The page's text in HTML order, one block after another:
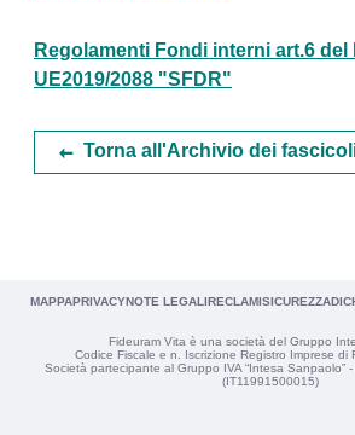
Regolamenti Fondi interni art.6 del
UE2019/2088 "SFDR"
Torna all'Archivio dei
MAPPAPRIVACYNOTE LEGALIRECLAMISICUREZZA
Fideuram Vita è una società del Gruppo
Codice Fiscale e n. Iscrizione Registro Imprese di
Società partecipante al Gruppo IVA “Intesa Sanpaolo”
(IT11991500015)